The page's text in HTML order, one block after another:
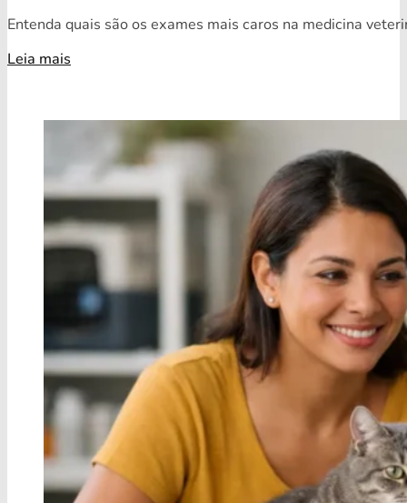
Entenda quais são os exames mais caros na medicina
Leia mais